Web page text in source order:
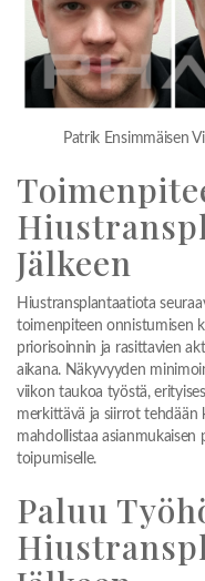
Patrik Ensimmäisen
Jälkeen
Hiustransplantaatiota
toimenpiteen onnistumisen
priorisoinnin ja rasittavien
aikana. Näkyvyyden
viikon taukoa työstä,
merkittävä ja siirrot tehdään
mahdollistaa asianmukaisen
toipumiselle.
Paluu